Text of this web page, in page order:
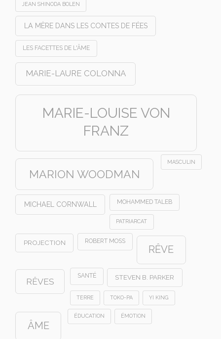
JEAN SHINODA BOLEN
LA MÈRE DANS LES CONTES DE FÉES
LES FACETTES DE L'ÂME
MARIE-LAURE COLONNA
MARIE-LOUISE VON
FRANZ
MARION WOODMAN
MASCULIN
MICHAEL CORNWALL MOHAMMED TALEB
PATRIARCAT
PROJECTION ROBERT MOSS
RÊVE
RÊVES
SANTÉ STEVEN B. PARKER
TERRE TOKO-PA YI KING
ÂME
ÉDUCATION ÉMOTION